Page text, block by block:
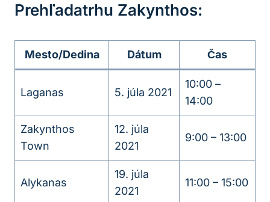
Prehľadatrhu Zakynthos:
Mesto/Dedina Dátum Čas
Laganas 5. júla 2021
10:00 –
14:00
Zakynthos
Town
12. júla
2021
9:00 – 13:00
Alykanas
19. júla
2021
11:00 – 15:00